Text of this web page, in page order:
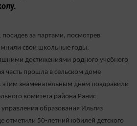
посидев за партами, посмотрев
свои школьные годы.
достижениями родного учебного
часть прошла в сельском доме
этим знаменательным днем поздравили
комитета района Ранис
образования Ильгиз
отметили 50-летний юбилей детского